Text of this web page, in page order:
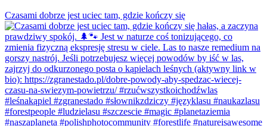
Czasami dobrze jest uciec tam, gdzie kończy się